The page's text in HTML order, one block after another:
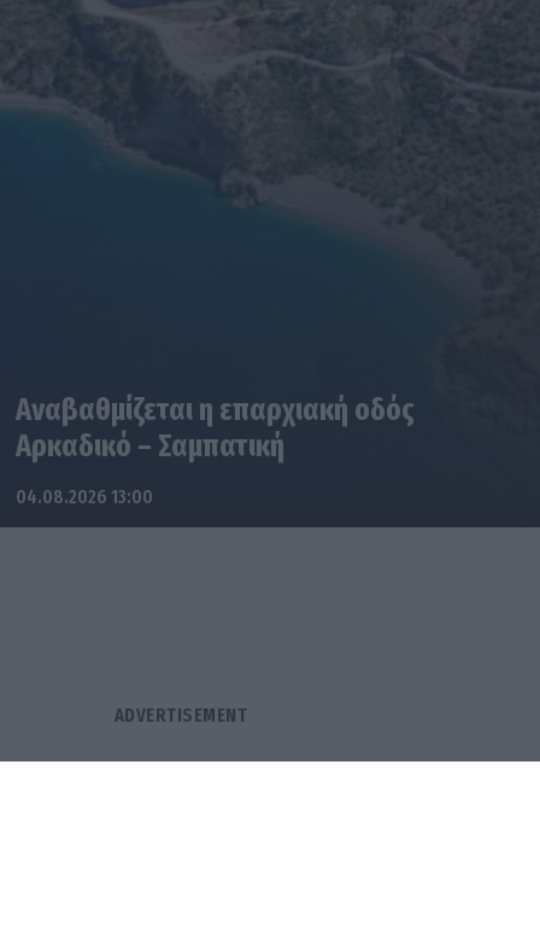
Αναβαθμίζεται η επαρχιακή οδός
Αρκαδικό – Σαμπατική
04.08.2026 13:00